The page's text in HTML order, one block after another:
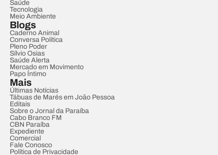
Saúde
Tecnologia
Meio Ambiente
Blogs
Caderno Animal
Conversa Política
Pleno Poder
Sílvio Osias
Saúde Alerta
Mercado em Movimento
Papo Íntimo
Mais
Últimas Notícias
Tábuas de Marés em João Pessoa
Editais
Sobre o Jornal da Paraíba
Cabo Branco FM
CBN Paraíba
Expediente
Comercial
Fale Conosco
Política de Privacidade